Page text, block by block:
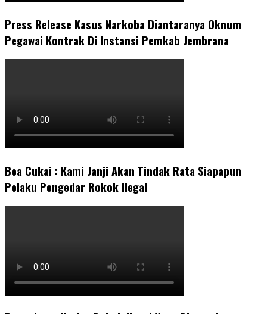
Press Release Kasus Narkoba Diantaranya Oknum
Pegawai Kontrak Di Instansi Pemkab Jembrana
Bea Cukai : Kami Janji Akan Tindak Rata Siapapun
Pelaku Pengedar Rokok Ilegal